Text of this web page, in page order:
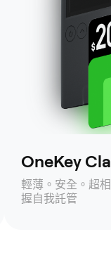
OneKey
輕薄。安全。超
握自我託管